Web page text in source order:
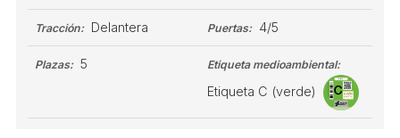
Tracción: Delantera Puertas: 4/5
Plazas: 5 Etiqueta medioambiental:
Etiqueta C (verde)